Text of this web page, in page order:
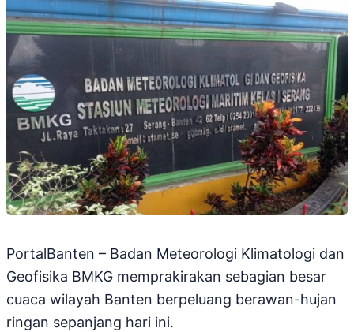
PortalBanten – Badan Meteorologi Klimatologi dan
Geofisika BMKG memprakirakan sebagian besar
cuaca wilayah Banten berpeluang berawan-hujan
ringan sepanjang hari ini.